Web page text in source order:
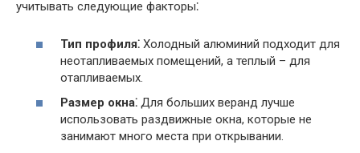
учитывать следующие факторы⁚
Тип профиля⁚ Холодный алюминий подходит для
неотапливаемых помещений, а теплый – для
отапливаемых.
Размер окна⁚ Для больших веранд лучше
использовать раздвижные окна, которые не
занимают много места при открывании.